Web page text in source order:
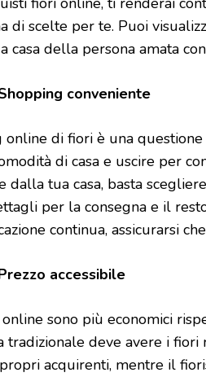
di scelte per te. Puoi
casa della persona amata
conveniente
online di fiori è una questione
di casa e uscire per
dalla tua casa, basta
per la consegna e il
continua, assicurarsi
accessibile
sono più economici
tradizionale deve avere i
acquirenti, mentre il